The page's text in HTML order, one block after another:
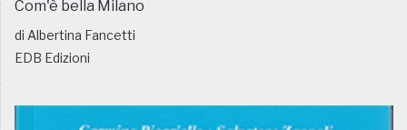
Com'è bella Milano
di Albertina Fancetti
EDB Edizioni